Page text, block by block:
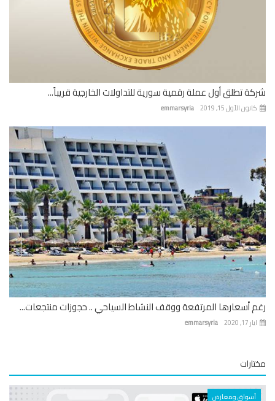
تطلق أول عملة رقمية سورية للتداولات الخارجية قريباً...
emmarsyria الأول 15, 2019
أسعارها المرتفعة ووقف النشاط السياحي .. حجوزات منتجعات...
emmarsyria
أسواق ومعارض